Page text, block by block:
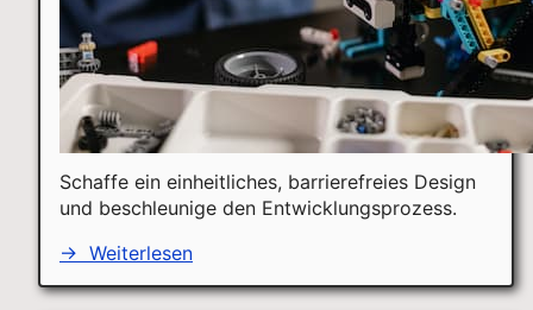
Schaffe ein einheitliches, barrierefreies Design
und beschleunige den Entwicklungsprozess.
→ Weiterlesen